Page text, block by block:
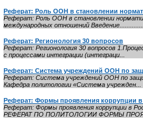
Реферат: Роль ООН в становлении
Реферат: Роль ООН в становлении
международных отношений
Реферат: Регионология 30 вопросов
Реферат: Регионология 30 вопросов
с процессами интеграции (интеграци...
Реферат: Система учреждений ООН по
Реферат: Система учреждений ООН по
Кафедра политологии «Система учрежден...
Реферат: Формы проявления коррупции в
Реферат: Формы проявления
РЕФЕРАТ ПО ПОЛИТОЛОГИИ ФОРМЫ